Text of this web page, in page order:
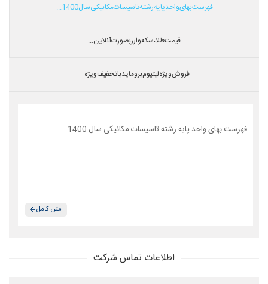
فهرست بهای واحد پایه رشته تاسیسات مکانیکی سال 1400...
قیمت طلا،سکه و ارز بصورت آنلاین...
فروش ویژه لیتیوم بروماید با تخفیف ویژه...
فهرست بهای واحد پایه رشته تاسیسات مکانیکی سال 1400
متن کامل
اطلاعات تماس شرکت